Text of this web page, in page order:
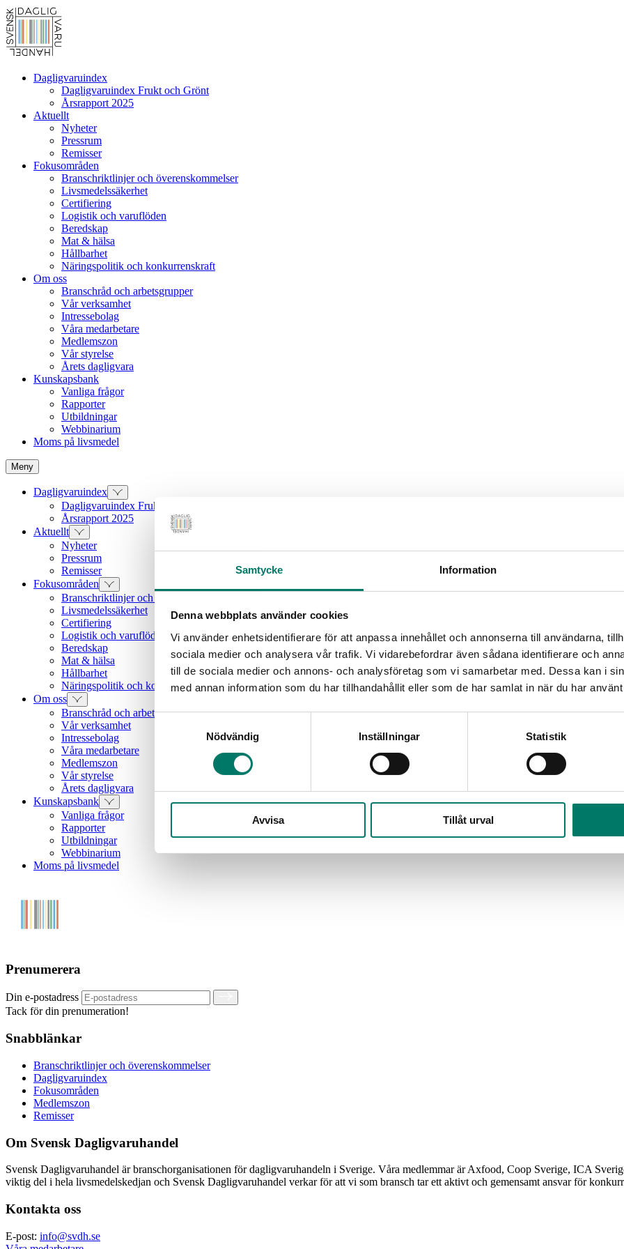
Samtycke Information
Denna webbplats använder cookies
Vi använder enhetsidentifierare för att anpassa innehållet och annonserna till användarna,
sociala medier och analysera vår trafik. Vi vidarebefordrar även sådana identifierare och
till de sociala medier och annons- och analysföretag som vi samarbetar med. Dessa kan i
med annan information som du har tillhandahållit eller som de har samlat in när du har
Samtyckesval
Nödvändig
Inställningar Statistik
Avvisa Tillåt urval
Dagligvaruindex
Dagligvaruindex Frukt och Grönt
Årsrapport 2025
Aktuellt
Nyheter
Pressrum
Remisser
Fokusområden
Branschriktlinjer och överenskommelser
Livsmedelssäkerhet
Certifiering
Logistik och varuflöden
Beredskap
Mat & hälsa
Hållbarhet
Näringspolitik och konkurrenskraft
Om oss
Branschråd och arbetsgrupper
Vår verksamhet
Intressebolag
Våra medarbetare
Medlemszon
Vår styrelse
Årets dagligvara
Kunskapsbank
Vanliga frågor
Rapporter
Utbildningar
Webbinarium
Moms på livsmedel
Meny
Dagligvaruindex
Dagligvaruindex Frukt och Grönt
Årsrapport 2025
Aktuellt
Nyheter
Pressrum
Remisser
Fokusområden
Branschriktlinjer och överenskommelser
Livsmedelssäkerhet
Certifiering
Logistik och varuflöden
Beredskap
Mat & hälsa
Hållbarhet
Näringspolitik och konkurrenskraft
Om oss
Branschråd och arbetsgrupper
Vår verksamhet
Intressebolag
Våra medarbetare
Medlemszon
Vår styrelse
Årets dagligvara
Kunskapsbank
Vanliga frågor
Rapporter
Utbildningar
Webbinarium
Moms på livsmedel
Prenumerera
Din e-postadress
Tack för din prenumeration!
Snabblänkar
Branschriktlinjer och överenskommelser
Dagligvaruindex
Fokusområden
Medlemszon
Remisser
Om Svensk Dagligvaruhandel
Svensk Dagligvaruhandel är branschorganisationen för dagligvaruhandeln i Sverige. Våra medlemmar är Axfood, Coop Sverige, ICA
viktig del i hela livsmedelskedjan och Svensk Dagligvaruhandel verkar för att vi som bransch tar ett aktivt och gemensamt ansvar för
Kontakta oss
E-post: info@svdh.se